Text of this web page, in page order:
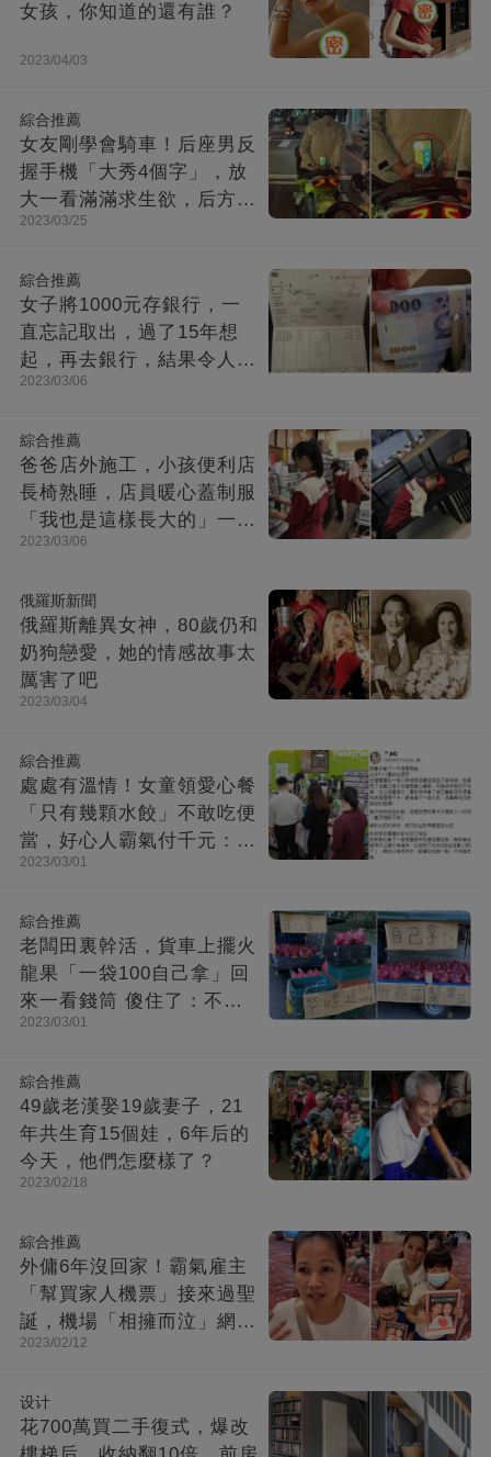
女孩，你知道的還有誰？
2023/04/03
綜合推薦
女友剛學會騎車！后座男反
握手機「大秀4個字」，放
大一看滿滿求生欲，后方來
車笑噴：是在求救吧！
2023/03/25
綜合推薦
女子將1000元存銀行，一
直忘記取出，過了15年想
起，再去銀行，結果令人大
吃一驚
2023/03/06
綜合推薦
爸爸店外施工，小孩便利店
長椅熟睡，店員暖心蓋制服
「我也是這樣長大的」一張
圖感動上萬網友：酸了鼻子
2023/03/06
俄羅斯新聞
俄羅斯離異女神，80歲仍和
奶狗戀愛，她的情感故事太
厲害了吧
2023/03/04
綜合推薦
處處有溫情！女童領愛心餐
「只有幾顆水餃」不敢吃便
當，好心人霸氣付千元：以
後不夠call我來補
2023/03/01
綜合推薦
老闆田裏幹活，貨車上擺火
龍果「一袋100自己拿」回
來一看錢筒 傻住了：不愧
是臺灣
2023/03/01
綜合推薦
49歲老漢娶19歲妻子，21
年共生育15個娃，6年后的
今天，他們怎麼樣了？
2023/02/18
綜合推薦
外傭6年沒回家！霸氣雇主
「幫買家人機票」接來過聖
誕，機場「相擁而泣」網感
動：人間處處有溫情
2023/02/12
设计
花700萬買二手復式，爆改